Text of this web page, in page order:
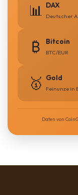
📊 DAX
Deutscher
₿ Bitcoin
BTC/EUR
🥇 Gold
Feinunze in
Daten von